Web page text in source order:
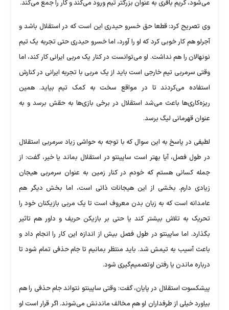
می‌شود، کریم باقری به عنوان بزرگتر تیم ورود می‌کند و کار را جمع می‌کند.
وی تصریح کرد: قطعا حق خسرو حیدری این است که در استقلال باشد و
آجرلو هم کار خوبی کرد که او را آورد، اما خسرو حیدری حتی تجربه یک تیم
نونهالان را هم نداشت. او می‌توانست در کنار یک مربی ایرانی کار کند، اما
وقتی سرمربی تیم خارجی است باید از یک مربی با تجربه ایرانی در کنارش
استفاده می‌کردند تا در مواقع سخت به کمک تیم بیاید. همین
ریزه‌کاری‌ها باعث می‌شد استقلال در برخی بازی‌ها به حقش برسد و به
عنوان قهرمانی لیگ برسد.
لطیفی در پاسخ به این سوال که با توجه به حواشی زیاد سرمربی استقلال
در طول فصل، آیا بهتر است ساپینتو در استقلال بماند یا خیر، گفت: از
جمله کسانی هستم که خودم در کنار زمین به عنوان سرمربی هیجان
زیادی دارم. بخشی از این هیجانات ذاتی است، اما بخش دیگر هم
عامدانه است که به زبان بدن معروف است تا یک مربی بازیکنان خود را
تحریک به تلاش بیشتر کند یا حتی بر بازیکن حریف و داور هم تاثیر
بگذارد. اما ساپینتو در طول فصل بیش از اندازه این کار را انجام داد و
باعث آسیب به تیمش شد. باید منتظر بمانیم تا جام حذفی تمام شود تا
درباره ماندن یا رفتن اوتصمیم‌گیری شود.
پیشکسوت استقلال در پایان، گفت: وقتی ساپینتو نتواند جام حذفی را هم
بیاورد خیلی از طرفداران او هم مخالف ماندنش می‌شوند. اگر قرار است او